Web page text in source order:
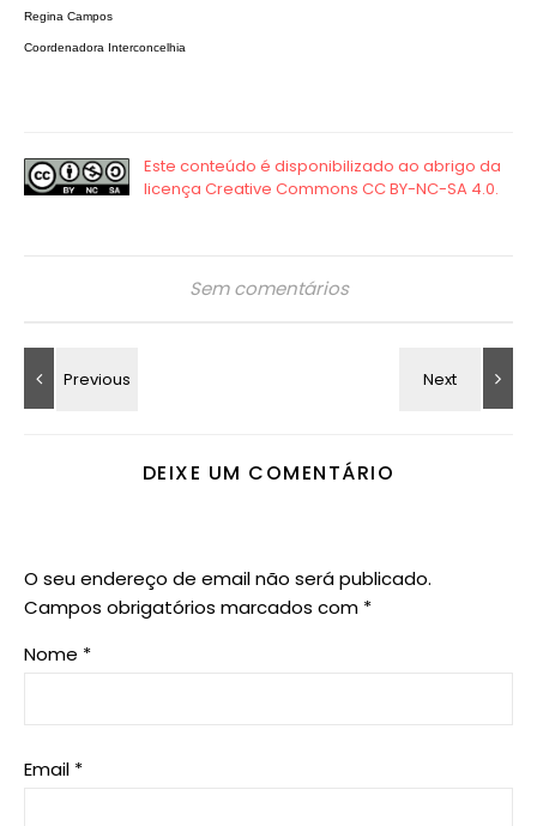
Regina Campos
Coordenadora Interconcelhia
Sem comentários
DEIXE UM COMENTÁRIO
O seu endereço de email não será publicado.
Campos obrigatórios marcados com *
Nome *
Email *